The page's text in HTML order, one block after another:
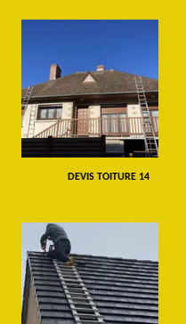
DEVIS TOITURE 14